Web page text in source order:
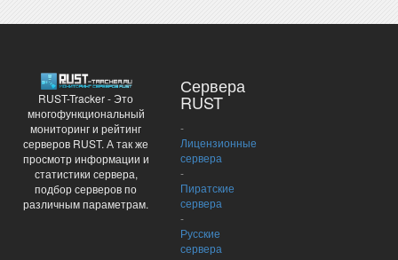
RUST-Tracker - Это
многофункциональный
мониторинг и рейтинг
серверов RUST. А так же
просмотр информации и
статистики сервера,
подбор серверов по
различным параметрам.
Сервера
RUST
-
Лицензионные
сервера
-
Пиратские
сервера
-
Русские
сервера